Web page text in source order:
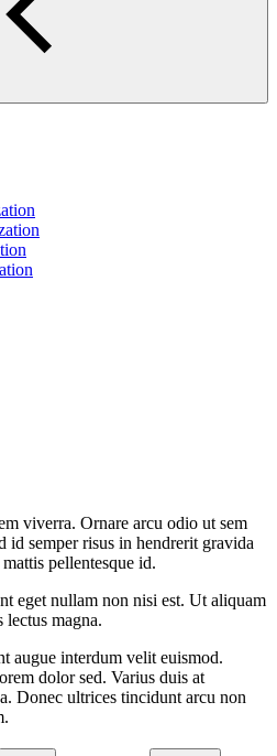
viverra. Ornare arcu odio ut sem
id semper risus in hendrerit gravida
pellentesque id.
eget nullam non nisi est. Ut aliquam
lectus magna.
augue interdum velit euismod.
dolor sed. Varius duis at
Donec ultrices tincidunt arcu non